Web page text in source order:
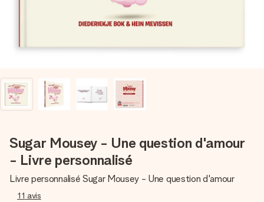
Sugar Mousey - Une question d'amour
- Livre personnalisé
Livre personnalisé Sugar Mousey - Une question d'amour
11 avis